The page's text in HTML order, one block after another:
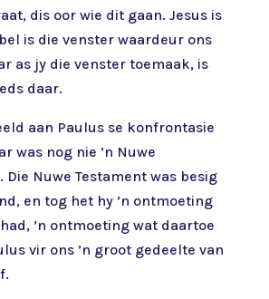
dis oor wie dit gaan. Jesus is
is die venster waardeur ons
as jy die venster toemaak, is
daar.
aan Paulus se konfrontasie
was nog nie ’n Nuwe
Die Nuwe Testament was besig
en tog het hy ’n ontmoeting
’n ontmoeting wat daartoe
vir ons ’n groot gedeelte van